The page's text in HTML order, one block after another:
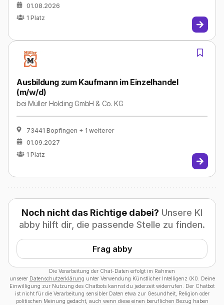
01.08.2026
1 Platz
Ausbildung zum Kaufmann im Einzelhandel
(m/w/d)
beiMüller Holding GmbH & Co. KG
73441 Bopfingen + 1 weiterer
01.09.2027
1 Platz
Noch nicht das Richtige dabei? Unsere KI
abby hilft dir, die passende Stelle zu finden.
Frag abby
Die Verarbeitung der Chat-Daten erfolgt im Rahmen
unserer Datenschutzerklärung unter Verwendung Künstlicher Intelligenz (KI). Deine
Einwilligung zur Nutzung des Chatbots kannst du jederzeit widerrufen. Der Chatbot
ist nicht für die Verarbeitung sensibler Daten etwa zur Gesundheit, Religion oder
politischen Meinung gedacht, auch wenn diese einen beruflichen Bezug haben